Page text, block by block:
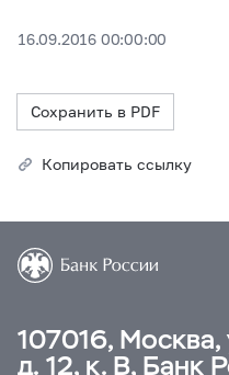
16.09.2016 00:00:00
Сохранить в PDF
Копировать ссылку
107016, Москва,
д. 12, к. В, Банк